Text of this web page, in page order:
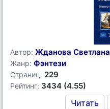
Автор: Жданова Светлана
Жанр: Фэнтези
Страниц: 229
Рейтинг: 3434 (4.55)
Читать